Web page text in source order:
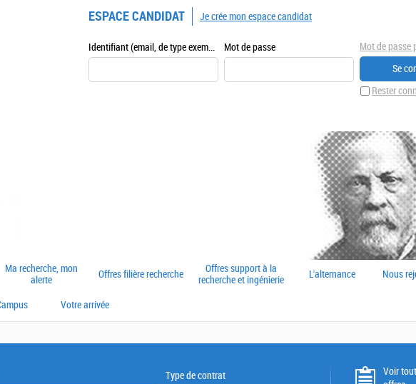
ESPACE CANDIDAT
Identifiant (email, de type exemple@exemple.fr) Mot de passe
Rester
Mot de passe
Je crée mon espace candidat
Ma recherche, mon
alerte
Offres filière recherche
Offres support à la
recherche et ingénierie
L'alternance Nous
Votre arrivée
Type de contrat
Voir